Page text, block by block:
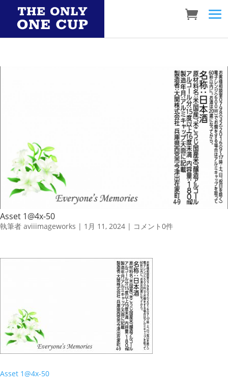
Asset 1@4x-50
執筆者 aviiimageworks | 1月 11, 2024 | コメント0件
Asset 1@4x-50